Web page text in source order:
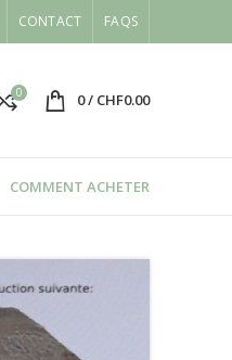
CONTACT FAQS
0 0/ CHF0.00
COMMENT ACHETER